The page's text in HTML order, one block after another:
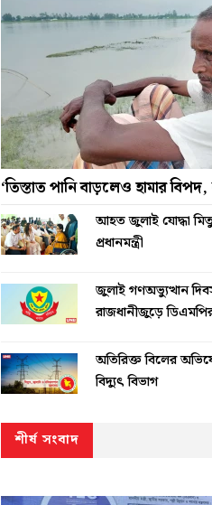
‘তিস্তাত পানি বাড়লেও হামার
আহত জুলাই যোদ্ধা
প্রধানমন্ত্রী
জুলাই গণঅভ্যুত্থান
রাজধানীজুড়ে
অতিরিক্ত বিলের
বিদ্যুৎ বিভাগ
শীর্ষ সংবাদ